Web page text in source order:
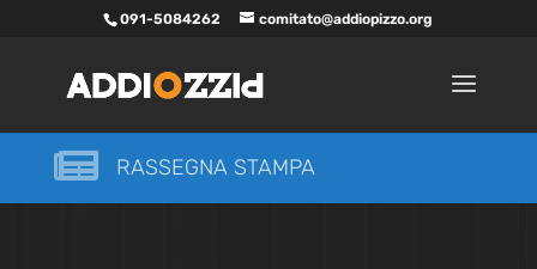
091-5084262 comitato@addiopizzo.org
 RASSEGNA STAMPA